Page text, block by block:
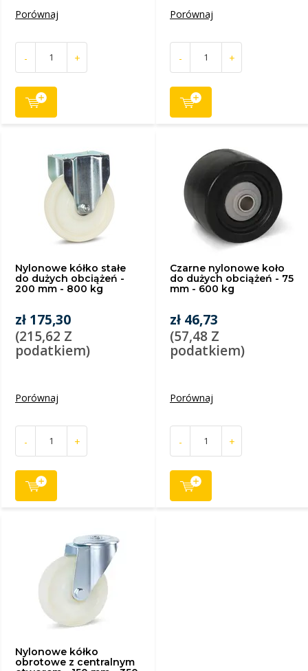
Porównaj
- +
Porównaj
- +
Nylonowe kółko stałe
do dużych obciążeń -
200 mm - 800 kg
zł 175,30
(215,62 Z
podatkiem)
Porównaj
- +
Czarne nylonowe koło
do dużych obciążeń - 75
mm - 600 kg
zł 46,73
(57,48 Z
podatkiem)
Porównaj
- +
Nylonowe kółko
obrotowe z centralnym